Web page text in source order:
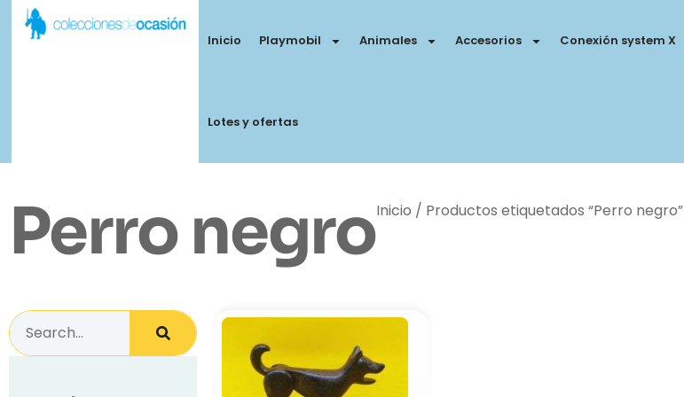
Inicio Playmobil Animales Accesorios Conexión system X
Lotes y ofertas
Perro negroInicio / Productos etiquetados “Perro negro”